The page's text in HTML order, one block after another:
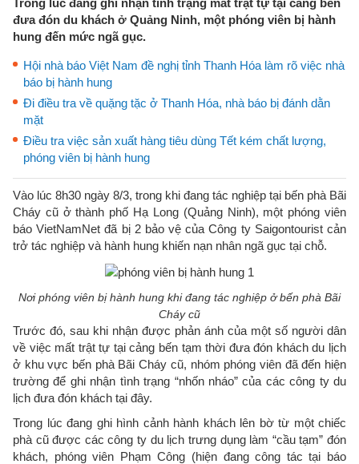
Trong lúc đang ghi nhận tình trạng mất trật tự tại cảng bến
đưa đón du khách ở Quảng Ninh, một phóng viên bị hành
hung đến mức ngã gục.
Hội nhà báo Việt Nam đề nghị tỉnh Thanh Hóa làm rõ việc nhà
báo bị hành hung
Đi điều tra về quặng tặc ở Thanh Hóa, nhà báo bị đánh dằn
mặt
Điều tra việc sản xuất hàng tiêu dùng Tết kém chất lượng,
phóng viên bị hành hung
Vào lúc 8h30 ngày 8/3, trong khi đang tác nghiệp tại bến phà Bãi
Cháy cũ ở thành phố Hạ Long (Quảng Ninh), một phóng viên
báo VietNamNet đã bị 2 bảo vệ của Công ty Saigontourist cản
trở tác nghiệp và hành hung khiến nạn nhân ngã gục tại chỗ.
Nơi phóng viên bị hành hung khi đang tác nghiệp ở bến phà Bãi
Cháy cũ
Trước đó, sau khi nhận được phản ánh của một số người dân
về việc mất trật tự tại cảng bến tạm thời đưa đón khách du lịch
ở khu vực bến phà Bãi Cháy cũ, nhóm phóng viên đã đến hiện
trường để ghi nhận tình trạng “nhốn nháo” của các công ty du
lịch đưa đón khách tại đây.
Trong lúc đang ghi hình cảnh hành khách lên bờ từ một chiếc
phà cũ được các công ty du lịch trưng dụng làm “cầu tạm” đón
khách, phóng viên Phạm Công (hiện đang công tác tại báo